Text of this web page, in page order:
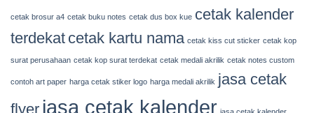
cetak brosur a4 cetak buku notes cetak dus box kue cetak kalender
terdekat cetak kartu nama cetak kiss cut sticker cetak kop
surat perusahaan cetak kop surat terdekat cetak medali akrilik cetak notes custom
contoh art paper harga cetak stiker logo harga medali akrilik jasa cetak
flyer jasa cetak kalender jasa cetak kalender